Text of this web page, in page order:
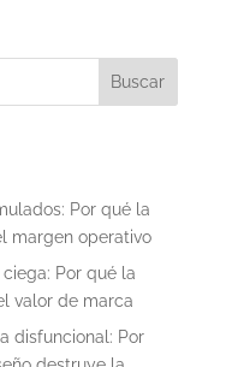
Buscar
Por qué la
margen operativo
Por qué la
valor de marca
disfuncional: Por